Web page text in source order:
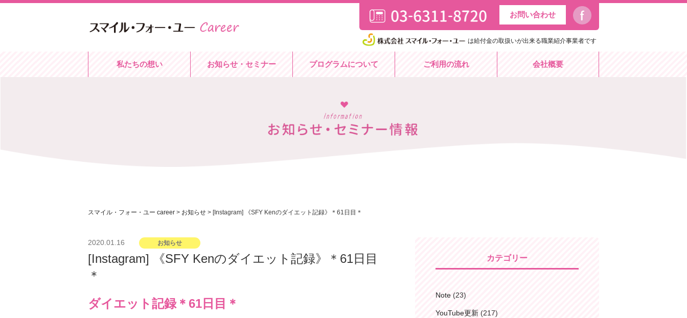
お問い合わせ
は給付金の取扱いが出来る職業紹介事業者です
私たちの想い お知らせ・セミナー プログラムについて ご利用の流れ 会社概要
スマイル・フォー・ユー career > お知らせ > [Instagram] 《SFY Kenのダイエット記録》＊61日目＊
投
2020.01.16 お知らせ
[Instagram] 《SFY Kenのダイエット記録》＊61日目
＊
ダイエット記録＊61日目＊
カテゴリー
Note (23)
YouTube更新 (217)